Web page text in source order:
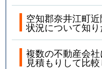
空知郡奈井江町
状況について知
複数の不動産会
見積もりして比